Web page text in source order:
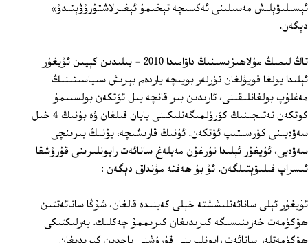
ئېسىلىۋېلىش مەسىلىنى ئەكسىچە تېخىمۇ ئېغىرلاشتۇرۇۋېتىدۇ»
دېگەن.
تاڭ لىمىڭ مۇلاھىزىسىنىڭ داۋامىدا 2010 - يىلىدىن كېيىن ئۇيغۇر
ئېلىدا يولغا قويۇلغان تۈرلەر بويىچە ياردەم بېرىش سىياسىتىنىڭ
مەغلۇپ بولغانلىقىنى، ئارىدىن بىر قانچە يىل ئۆتكەن بولسىىمۇ
كۈتكەن نەتىجىنىڭ كۆرۈلمىگەنلىكىنى بايان قىلغان ۋە بۇنىڭ 4 خىل
سەۋەبىنى كۆرسىتىپ ئۆتكەن. ئۇنىڭ قارىشىچە، بۇنىڭ بىرىنچى
سەۋەبى، ئۇيغۇر ئېلىدا نۇرغۇن مەبلەغ سانائەت رايونلىرىنى قۇرۇشقا
ئىسراپ قىلىۋېتىلگەن. ئۇ بۇ ھەقتە مۇنداق دېگەن :
ئۇيغۇر ئېلى سانائەتلىششتە خېلى كەينىدە قالغان، شۇڭا سانائەتتىن
ھۆكۈمەت خەزىنىسىگە كىرىدىغان كىرىممۇ چەكلىك. يەرلىكتىكى